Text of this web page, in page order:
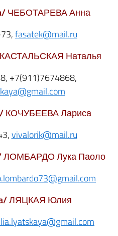
ЧЕБОТАРЕВА Анна
fasatek@mail.ru
КАСТАЛЬСКАЯ Наталья
+7(911)7674868,
/КОЧУБЕЕВА Лариса
vivalorik@mail.ru
ЛОМБАРДО Лука Паоло
/ЛЯЦКАЯ Юлия